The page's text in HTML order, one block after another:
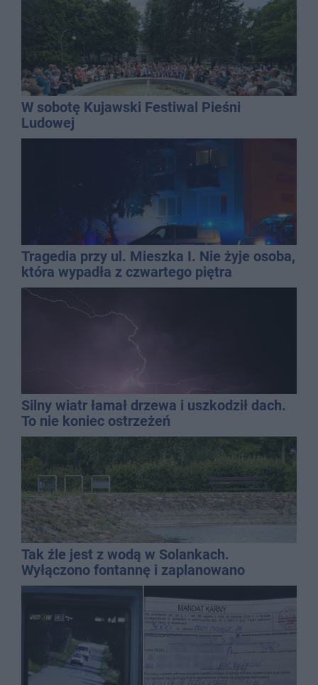
W sobotę Kujawski Festiwal Pieśni
Ludowej
Tragedia przy ul. Mieszka I. Nie żyje osoba,
która wypadła z czwartego piętra
Silny wiatr łamał drzewa i uszkodził dach.
To nie koniec ostrzeżeń
Tak źle jest z wodą w Solankach.
Wyłączono fontannę i zaplanowano
dolewkę